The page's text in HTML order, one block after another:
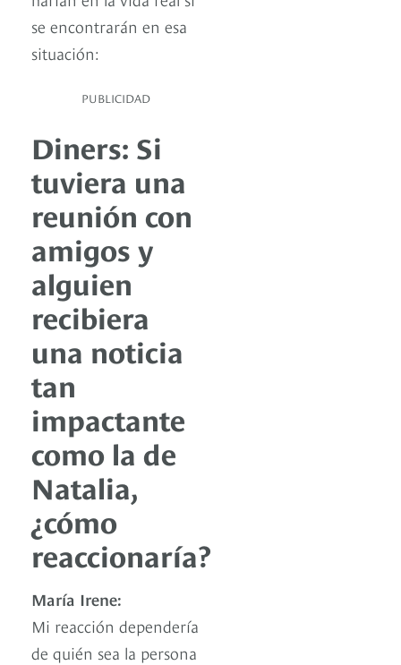
se encontrarán en esa
situación:
PUBLICIDAD
Diners: Si
tuviera una
reunión con
amigos y
alguien
recibiera
una noticia
tan
impactante
como la de
Natalia,
¿cómo
reaccionaría?
María Irene:
Mi reacción dependería
de quién sea la persona